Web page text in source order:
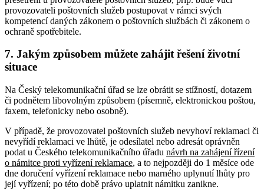
provozovateli poštovních služeb postupovat v rámci svých
kompetencí daných zákonem o poštovních službách či zákonem o
ochraně spotřebitele.
7. Jakým způsobem můžete zahájit řešení životní
situace
Na Český telekomunikační úřad se lze obrátit se stížností, dotazem
či podnětem libovolným způsobem (písemně, elektronickou poštou,
faxem, telefonicky nebo osobně).
V případě, že provozovatel poštovních služeb nevyhoví reklamaci či
nevyřídí reklamaci ve lhůtě, je odesílatel nebo adresát oprávněn
podat u Českého telekomunikačního úřadu návrh na zahájení řízení
o námitce proti vyřízení reklamace, a to nejpozději do 1 měsíce ode
dne doručení vyřízení reklamace nebo marného uplynutí lhůty pro
její vyřízení; po této době právo uplatnit námitku zanikne.